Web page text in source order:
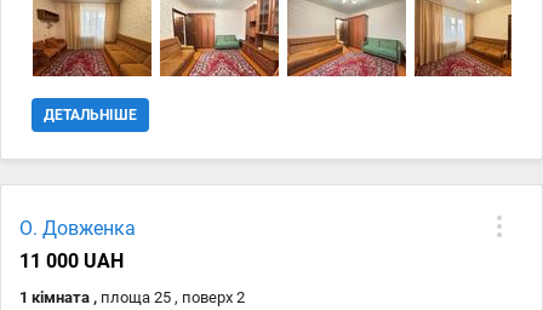
ДЕТАЛЬНІШЕ
О. Довженка
11 000 UAH
1 кімната , площа 25 , поверх 2